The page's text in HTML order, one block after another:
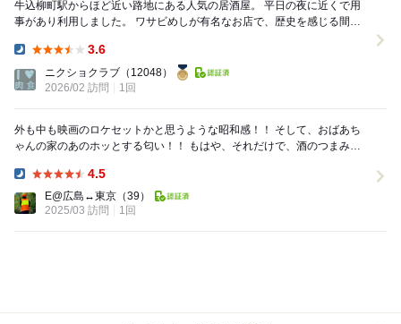
牛込柳町駅からほど近い路地にある人気の居酒屋。 平日の夜に近くで用
事があり利用しました。 ワサビめしが有名なお店で、歴史を感じる間口
3.6
ニクショクラブ （12048）
2026/02 訪問
1回
外も中も映画のロケセットかと思うような昭和感！！ そして、おばあち
ゃんの家のあのホッとする匂い！！ もはや、それだけで、酒のつまみに
4.5
E@広島↔︎東京 （39）
2025/03 訪問
1回